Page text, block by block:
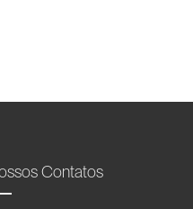
Contatos